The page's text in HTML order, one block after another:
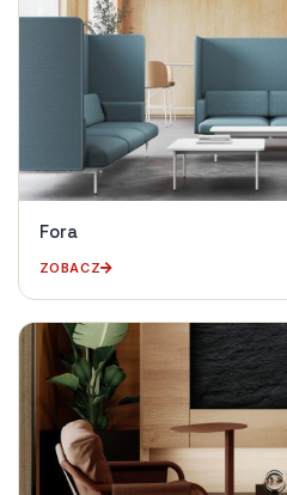
Fora
ZOBACZ